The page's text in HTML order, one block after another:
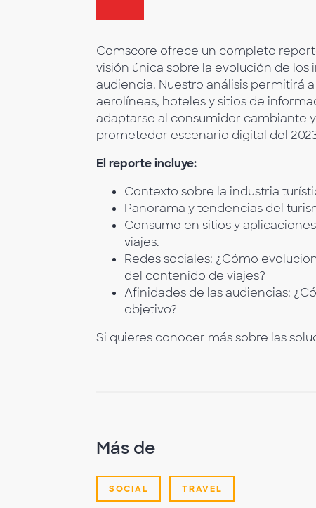
Comscore ofrece un completo
visión única sobre la evolución de los
audiencia. Nuestro análisis permitirá
aerolíneas, hoteles y sitios de
adaptarse al consumidor cambiante
prometedor escenario digital del
El reporte incluye:
Contexto sobre la industria
Panorama y tendencias del
Consumo en sitios y
viajes.
Redes sociales: ¿Cómo
del contenido de viajes?
Afinidades de las audiencias:
objetivo?
Si quieres conocer más sobre las
Más de
SOCIAL TRAVEL